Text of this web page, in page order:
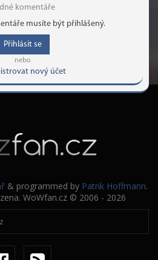
komentáře
musíte být přihlášený.
Přihlásit se
nebo
nový účet
& programmed by Patrik Hoffmann.
WoWfan.cz © 2006 - 2026